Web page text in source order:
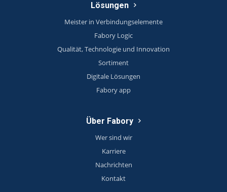
Lösungen
Meister in Verbindungselemente
Fabory Logic
Qualität, Technologie und Innovation
Sortiment
Digitale Lösungen
Fabory app
Über Fabory
Wer sind wir
Karriere
Nachrichten
Kontakt